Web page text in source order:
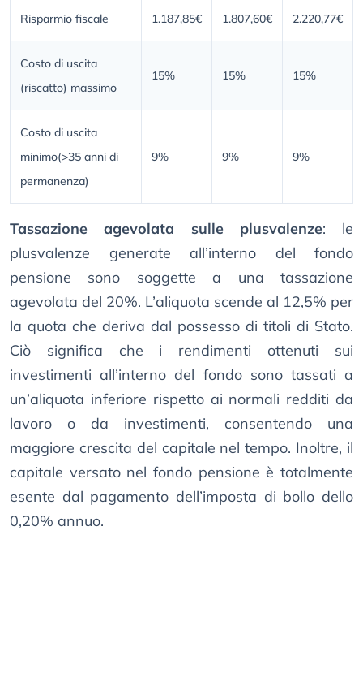
Risparmio fiscale 1.187,85€ 1.807,60€ 2.220,77€
Costo di uscita
(riscatto) massimo
15% 15% 15%
Costo di uscita
minimo(>35 anni di
permanenza)
9% 9% 9%
Tassazione agevolata sulle plusvalenze: le
plusvalenze generate all’interno del fondo
pensione sono soggette a una tassazione
agevolata del 20%. L’aliquota scende al 12,5% per
la quota che deriva dal possesso di titoli di Stato.
Ciò significa che i rendimenti ottenuti sui
investimenti all’interno del fondo sono tassati a
un’aliquota inferiore rispetto ai normali redditi da
lavoro o da investimenti, consentendo una
maggiore crescita del capitale nel tempo. Inoltre, il
capitale versato nel fondo pensione è totalmente
esente dal pagamento dell’imposta di bollo dello
0,20% annuo.